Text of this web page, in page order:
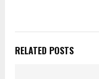
RELATED POSTS